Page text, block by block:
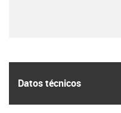
Datos técnicos